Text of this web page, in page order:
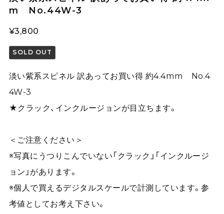
m No.44W-3
¥3,800
SOLD OUT
淡い紫系スピネル 訳あってお買い得 約4.4mm No.4
4W-3
★クラック、インクルージョンが目立ちます。
＜ご注意ください＞
※写真にうつりこんでいない「クラック」「インクルージ
ョン」があります。
※個人で買えるデジタルスケールで計測しています。参
考値としてお考え下さい。